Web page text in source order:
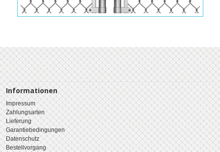
Informationen
Impressum
Zahlungsarten
Lieferung
Garantiebedingungen
Datenschutz
Bestellvorgang